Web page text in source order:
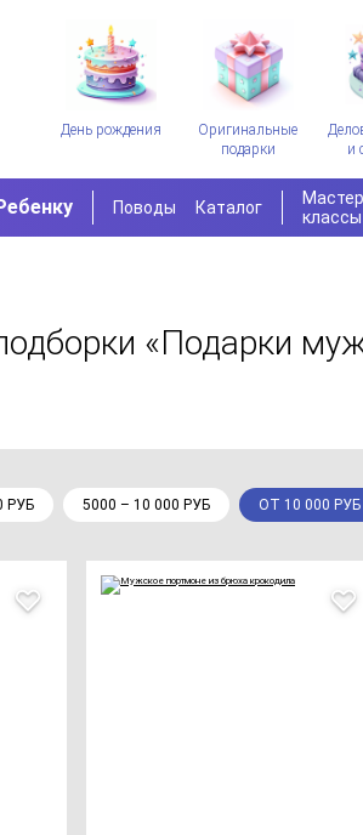
День рождения
Оригинальные
подарки
и
Поводы Каталог
классы
«Подарки
РУБ 5000 – 10 000 РУБ ОТ 10 000 РУБ